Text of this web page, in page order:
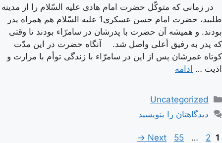
در زمانى كه متوكّل حضرت امام هادى علیه السّلام را از مدینه
طلبید، حضرت امام حسن عسكرى1 علیه السّلام هم همراه پدر
بودند. و همیشه آن حضرت با پدرشان در سامرّاء بودند تا وقتى
كه پدر به رفیق أعلى واصل شد. آنگاه حضرت در این مدّت
كوتاه عمرشان پس از این در سامرّاء با زندگى توأم با مرارت و
اذیت … ادامه
دسته‌ها
Uncategorized
دیدگاهتان را بنویسید
ناوبری
Page
1
Page
2
…
Page
55
Next
→